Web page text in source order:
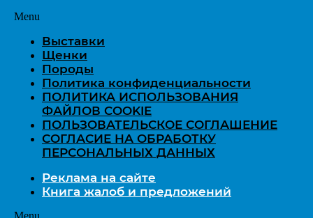
Menu
Выставки
Щенки
Породы
Политика конфиденциальности
ПОЛИТИКА ИСПОЛЬЗОВАНИЯ
ФАЙЛОВ COOKIE
ПОЛЬЗОВАТЕЛЬСКОЕ СОГЛАШЕНИЕ
СОГЛАСИЕ НА ОБРАБОТКУ
ПЕРСОНАЛЬНЫХ ДАННЫХ
Реклама на сайте
Книга жалоб и предложений
Menu